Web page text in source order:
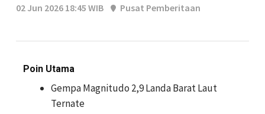
02 Jun 2026 18:45 WIB
Pusat Pemberitaan
Poin Utama
Gempa Magnitudo 2,9 Landa Barat Laut
Ternate